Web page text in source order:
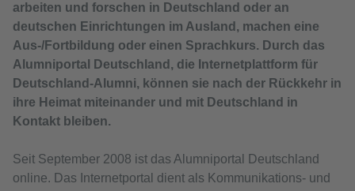
arbeiten und forschen in Deutschland oder an
deutschen Einrichtungen im Ausland, machen eine
Aus-/Fortbildung oder einen Sprachkurs. Durch das
Alumniportal Deutschland, die Internetplattform für
Deutschland-Alumni, können sie nach der Rückkehr in
ihre Heimat miteinander und mit Deutschland in
Kontakt bleiben.
Seit September 2008 ist das Alumniportal Deutschland
online. Das Internetportal dient als Kommunikations- und